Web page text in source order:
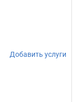
Добавить услуги